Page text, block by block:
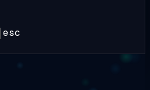
esc